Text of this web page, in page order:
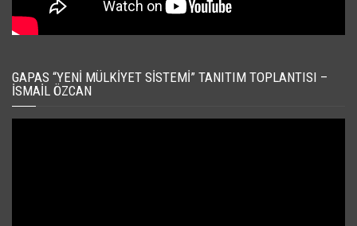
GAPAS “YENI MÜLKIYET SISTEMI” TANITIM TOPLANTISI –
İSMAIL ÖZCAN